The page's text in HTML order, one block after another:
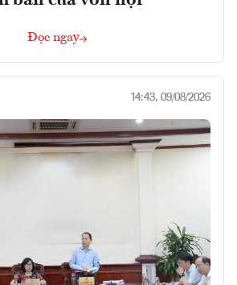
Đọc ngay
14:43, 09/08/2026